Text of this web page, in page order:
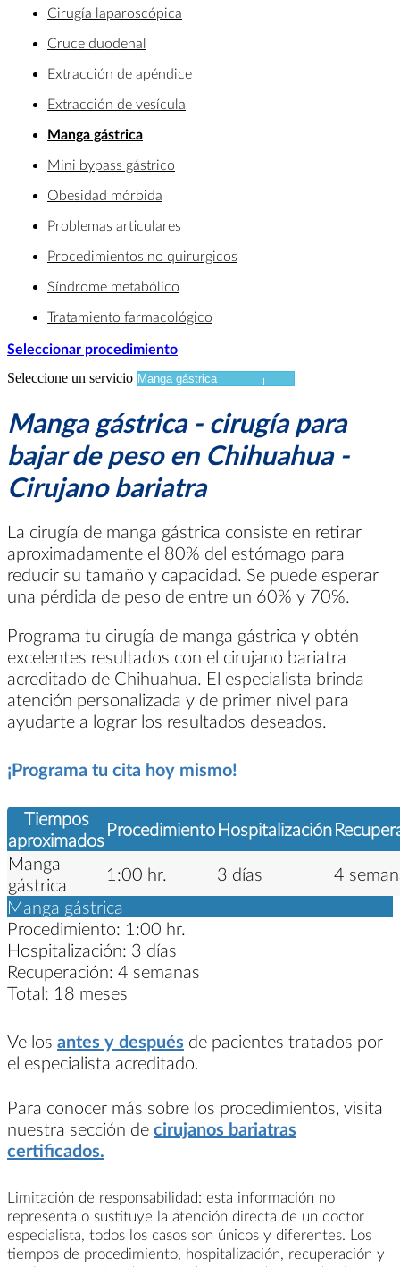
Cirugía laparoscópica
Cruce duodenal
Extracción de apéndice
Extracción de vesícula
Manga gástrica
Mini bypass gástrico
Obesidad mórbida
Problemas articulares
Procedimientos no quirurgicos
Síndrome metabólico
Tratamiento farmacológico
Seleccionar procedimiento
Seleccione un servicio
Manga gástrica - cirugía para
bajar de peso en Chihuahua -
Cirujano bariatra
La cirugía de manga gástrica consiste en retirar
aproximadamente el 80% del estómago para
reducir su tamaño y capacidad. Se puede esperar
una pérdida de peso de entre un 60% y 70%.
Programa tu cirugía de manga gástrica y obtén
excelentes resultados con el cirujano bariatra
acreditado de Chihuahua. El especialista brinda
atención personalizada y de primer nivel para
ayudarte a lograr los resultados deseados.
¡Programa tu cita hoy mismo!
Tiempos
aproximadosProcedimientoHospitalización
Manga
gástrica
1:00 hr. 3 días
4
Manga gástrica
Procedimiento: 1:00 hr.
Hospitalización: 3 días
Recuperación: 4 semanas
Total: 18 meses
Ve los antes y después de pacientes tratados por
el especialista acreditado.
Para conocer más sobre los procedimientos, visita
nuestra sección de cirujanos bariatras
certificados.
Limitación de responsabilidad: esta información no
representa o sustituye la atención directa de un doctor
especialista, todos los casos son únicos y diferentes. Los
tiempos de procedimiento, hospitalización, recuperación y